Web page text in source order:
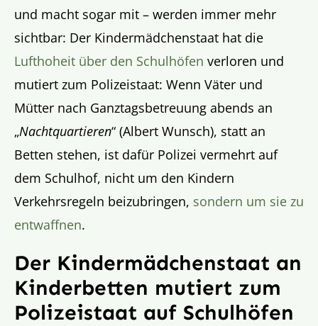
und macht sogar mit – werden immer mehr
sichtbar: Der Kindermädchenstaat hat die
Lufthoheit über den Schulhöfen verloren und
mutiert zum Polizeistaat: Wenn Väter und
Mütter nach Ganztagsbetreuung abends an
„Nachtquartieren“ (Albert Wunsch), statt an
Betten stehen, ist dafür Polizei vermehrt auf
dem Schulhof, nicht um den Kindern
Verkehrsregeln beizubringen, sondern um sie zu
entwaffnen.
Der Kindermädchenstaat an
Kinderbetten mutiert zum
Polizeistaat auf Schulhöfen